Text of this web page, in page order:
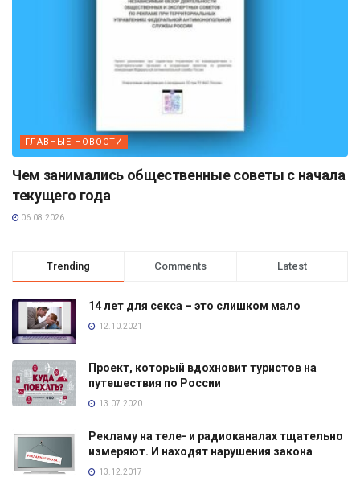
ГЛАВНЫЕ НОВОСТИ
Чем занимались общественные советы с начала
текущего года
06.08.2026
Trending Comments Latest
14 лет для секса – это слишком мало
12.10.2021
Проект, который вдохновит туристов на
путешествия по России
13.07.2020
Рекламу на теле- и радиоканалах тщательно
измеряют. И находят нарушения закона
13.12.2017